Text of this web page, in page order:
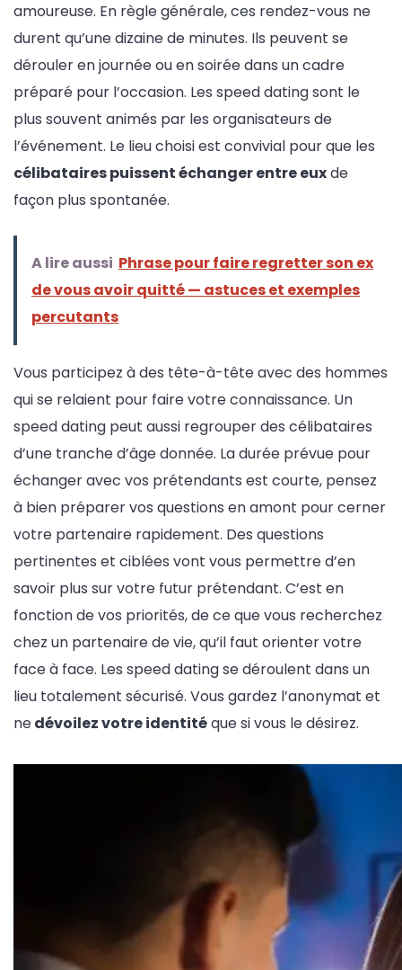
amoureuse. En règle générale, ces rendez-vous ne
durent qu’une dizaine de minutes. Ils peuvent se
dérouler en journée ou en soirée dans un cadre
préparé pour l’occasion. Les speed dating sont le
plus souvent animés par les organisateurs de
l’événement. Le lieu choisi est convivial pour que les
célibataires puissent échanger entre euxde
façon plus spontanée.
A lire aussi Phrase pour faire regretter son ex
de vous avoir quitté — astuces et exemples
percutants
Vous participez à des tête-à-tête avec des hommes
qui se relaient pour faire votre connaissance. Un
speed dating peut aussi regrouper des célibataires
d’une tranche d’âge donnée. La durée prévue pour
échanger avec vos prétendants est courte, pensez
à bien préparer vos questions en amont pour cerner
votre partenaire rapidement. Des questions
pertinentes et ciblées vont vous permettre d’en
savoir plus sur votre futur prétendant. C’est en
fonction de vos priorités, de ce que vous recherchez
chez un partenaire de vie, qu’il faut orienter votre
face à face. Les speed dating se déroulent dans un
lieu totalement sécurisé. Vous gardez l’anonymat et
nedévoilez votre identitéque si vous le désirez.